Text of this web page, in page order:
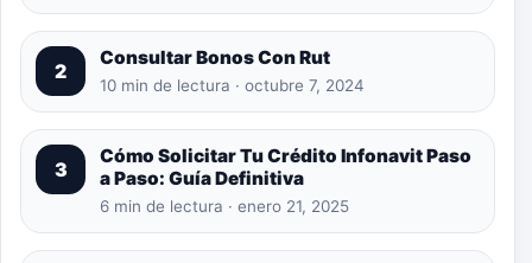
2
Consultar Bonos Con Rut
10 min de lectura · octubre 7, 2024
3
Cómo Solicitar Tu Crédito Infonavit Paso
a Paso: Guía Definitiva
6 min de lectura · enero 21, 2025